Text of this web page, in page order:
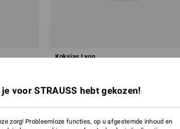
1 kleur
Koksjas Lyon
(incl. BTW) v.a. 10 stuks
voor STRAUSS hebt gekozen!
zorg! Probleemloze functies, op u afgestemde inhoud en